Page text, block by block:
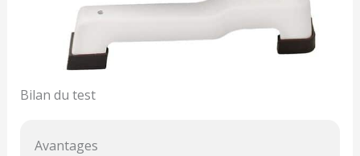
Bilan du test
Avantages